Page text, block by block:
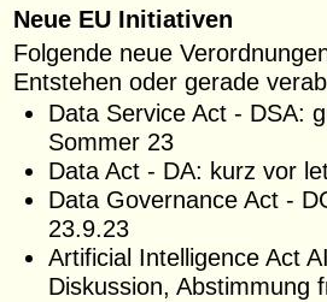
Neue EU Initiativen
Folgende neue
Entstehen oder gerade
Data Service Act - DSA:
Sommer 23
Data Act - DA: kurz vor
Data Governance Act -
23.9.23
Artificial Intelligence Act
Diskussion, Abstimmung